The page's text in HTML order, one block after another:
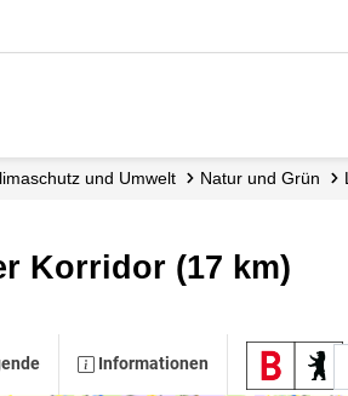
und Umwelt Natur und Grün
Korridor (17 km)